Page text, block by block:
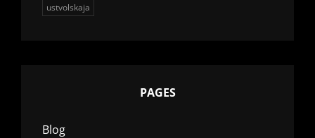
ustvolskaja
PAGES
Blog